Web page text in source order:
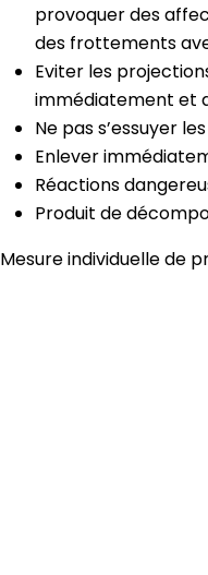
provoquer des
des frottements
Eviter les
immédiatement et
Ne pas s’essuyer
Enlever
Réactions
Produit de
Mesure individuelle de